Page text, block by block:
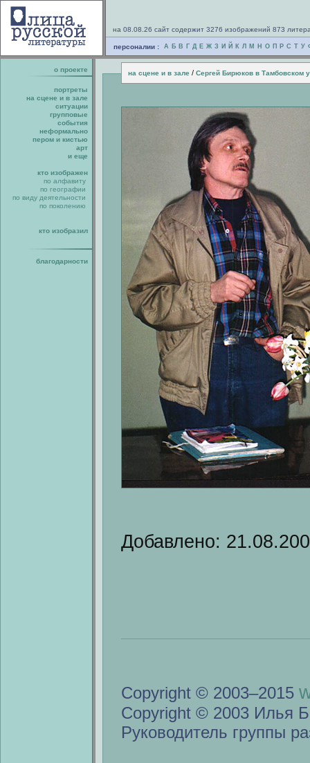
на 08.08.26 сайт содержит 3276 изображений 873
персоналии : А Б В Г Д Е Ж З И Й К Л М Н О П Р С Т У
о проекте на сцене и в зале / Сергей Бирюков в Тамбовском
портреты
на сцене и в зале
ситуации
групповые
события
неформально
пером и кистью
арт
и еще
кто изображен
по алфавиту
по географии
по виду деятельности
по поколению
кто изобразил
благодарности
Добавлено:
Copyright © 2003–2015
Copyright © 2003 Илья
Руководитель группы